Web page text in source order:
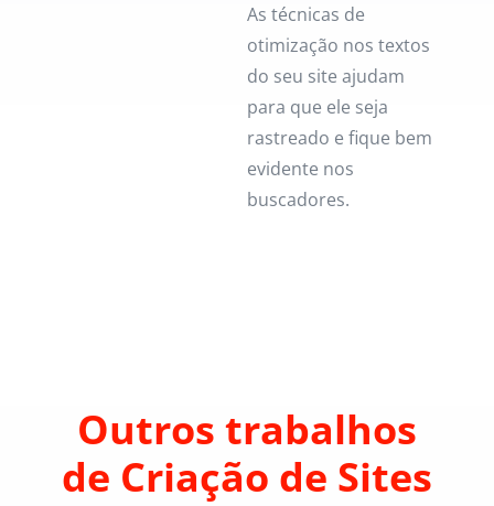
As técnicas de
otimização nos textos
do seu site ajudam
para que ele seja
rastreado e fique bem
evidente nos
buscadores.
Outros trabalhos
de Criação de Sites